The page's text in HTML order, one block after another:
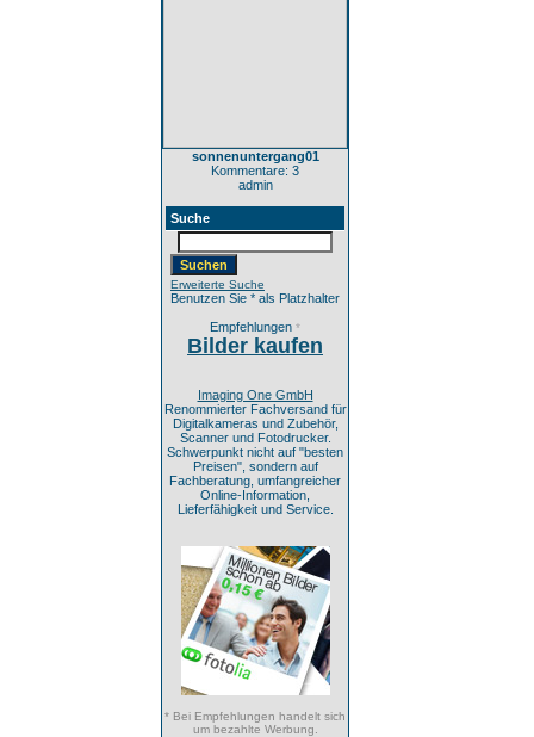
sonnenuntergang01
Kommentare: 3
admin
Suche
Erweiterte Suche
Benutzen Sie * als Platzhalter
Empfehlungen *
Bilder kaufen
Imaging One GmbH
Renommierter Fachversand für
Digitalkameras und Zubehör,
Scanner und Fotodrucker.
Schwerpunkt nicht auf "besten
Preisen", sondern auf
Fachberatung, umfangreicher
Online-Information,
Lieferfähigkeit und Service.
* Bei Empfehlungen handelt sich
um bezahlte Werbung.